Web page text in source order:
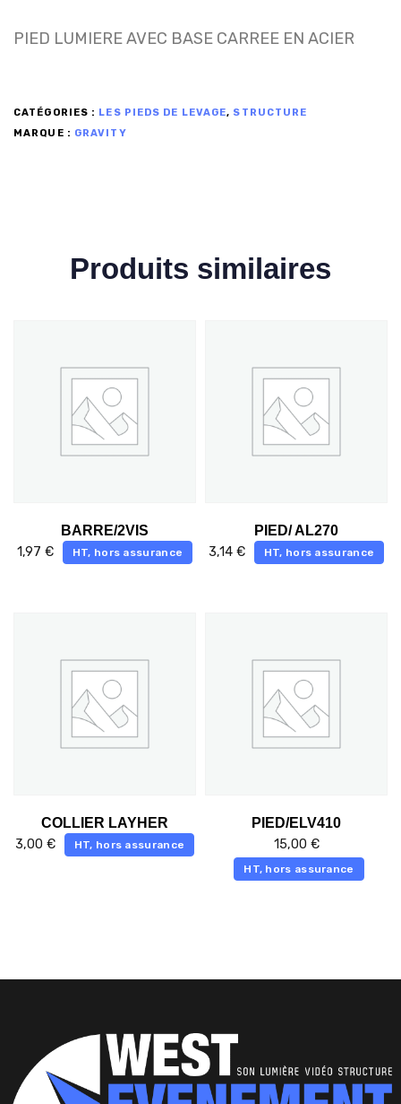
PIED LUMIERE AVEC BASE CARREE EN ACIER
CATÉGORIES : LES PIEDS DE LEVAGE, STRUCTURE
MARQUE : GRAVITY
Produits similaires
BARRE/2VIS
1,97 € HT, hors assurance
PIED/ AL270
3,14 € HT, hors assurance
COLLIER LAYHER
3,00 € HT, hors assurance
PIED/ELV410
15,00 €
HT, hors assurance